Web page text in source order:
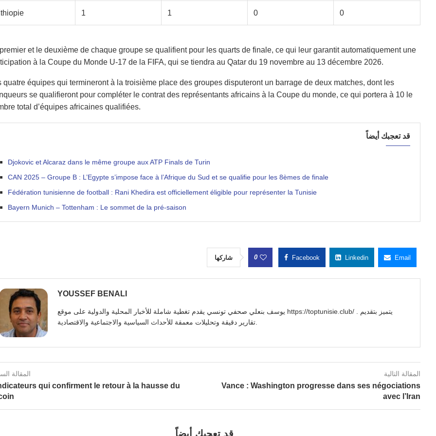
1 1 0 0
et le deuxième de chaque groupe se qualifient pour les quarts de finale, ce qui leur garantit automatiquement une
à la Coupe du Monde U-17 de la FIFA, qui se tiendra au Qatar du 19 novembre au 13 décembre 2026.
quatre équipes qui termineront à la troisième place des groupes disputeront un barrage de deux matches, dont les
se qualifieront pour compléter le contrat des représentants africains à la Coupe du monde, ce qui portera à 10 le
total d’équipes africaines qualifiées.
قد تعجبك أيضاً
Djokovic et Alcaraz dans le même groupe aux ATP Finals de Turin
CAN 2025 – Groupe B : L’Egypte s’impose face à l’Afrique du Sud et se qualifie pour les 8èmes de finale
Fédération tunisienne de football : Rani Khedira est officiellement éligible pour représenter la Tunisie
Bayern Munich – Tottenham : Le sommet de la pré-saison
شاركها 0 Facebook Linkedin Email
YOUSSEF BENALI
يوسف بنعلي صحفي تونسي يقدم تغطية شاملة للأخبار المحلية والدولية على موقع https://toptunisie.club/ . يتميز بتقديم
تقارير دقيقة وتحليلات معمقة للأحداث السياسية والاجتماعية والاقتصادية.
المقالة
qui confirment le retour à la hausse du
المقالة التالية
Vance : Washington progresse dans ses négociations
avec l’Iran
قد تعجبك أيضاً